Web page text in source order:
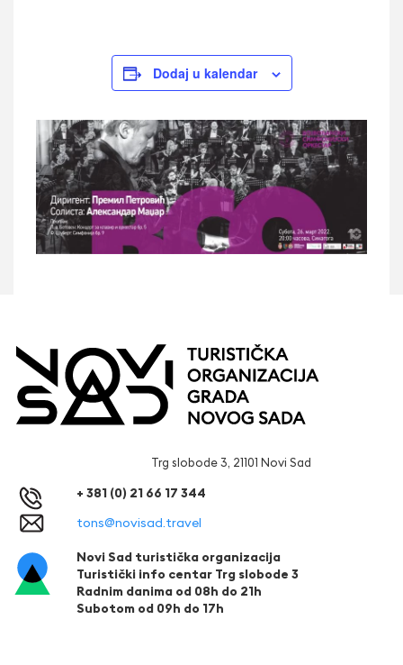
Dodaj u kalendar
Trg slobode 3, 21101 Novi Sad
+ 381 (0) 21 66 17 344
tons@novisad.travel
Novi Sad turistička organizacija
Turistički info centar Trg slobode 3
Radnim danima od 08h do 21h
Subotom od 09h do 17h